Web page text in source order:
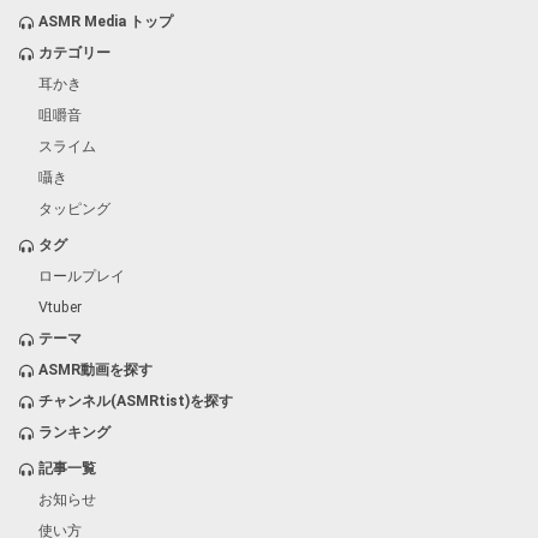
ASMR Media トップ
カテゴリー
耳かき
咀嚼音
スライム
囁き
タッピング
タグ
ロールプレイ
Vtuber
テーマ
ASMR動画を探す
チャンネル(ASMRtist)を探す
ランキング
記事一覧
お知らせ
使い方